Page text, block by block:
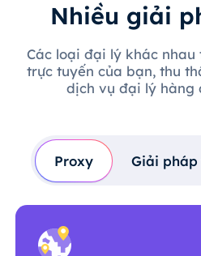
Nhiều giải
Các loại đại lý khác
trực tuyến của bạn, thu
dịch vụ đại lý hàng
Proxy Giải